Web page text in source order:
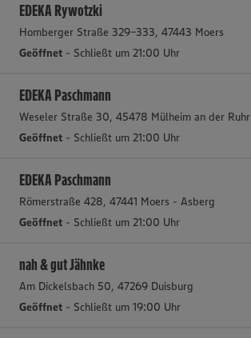
EDEKA Rywotzki
Homberger Straße 329-333, 47443 Moers
Geöffnet - Schließt um 21:00 Uhr
EDEKA Paschmann
Weseler Straße 30, 45478 Mülheim an der Ruhr
Geöffnet - Schließt um 21:00 Uhr
EDEKA Paschmann
Römerstraße 428, 47441 Moers - Asberg
Geöffnet - Schließt um 21:00 Uhr
nah & gut Jähnke
Am Dickelsbach 50, 47269 Duisburg
Geöffnet - Schließt um 19:00 Uhr